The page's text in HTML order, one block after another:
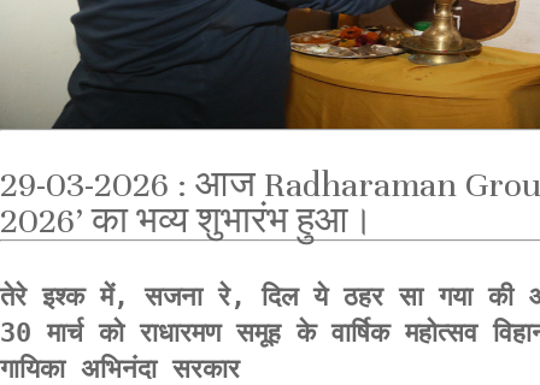
29-03-2026 : आज Radharaman Group
2026’ का भव्य शुभारंभ हुआ।
तेरे इश्क में, सजना रे, दिल ये ठहर सा गया की
30 मार्च को राधारमण समूह के वार्षिक महोत्सव